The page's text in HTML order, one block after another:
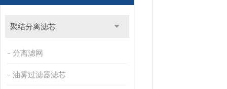
聚结分离滤芯
分离滤网
油雾过滤器滤芯